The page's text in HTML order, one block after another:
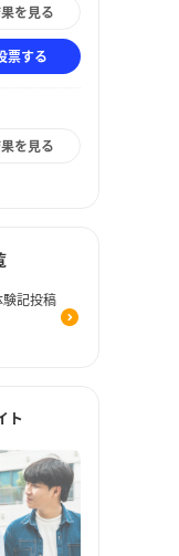
を見る
票する
を見る
験記投稿
ト